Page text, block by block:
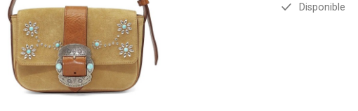
Disponible